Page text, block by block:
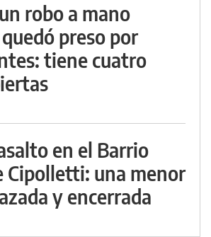
robo a mano
preso por
tiene cuatro
en el Barrio
Cipolletti: una menor
y encerrada